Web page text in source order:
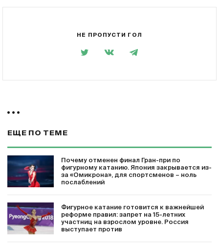
НЕ ПРОПУСТИ ГОЛ
ЕЩЕ ПО ТЕМЕ
Почему отменен финал Гран-при по
фигурному катанию. Япония закрывается из-
за «Омикрона», для спортсменов – ноль
послаблений
Фигурное катание готовится к важнейшей
реформе правил: запрет на 15-летних
участниц на взрослом уровне. Россия
выступает против